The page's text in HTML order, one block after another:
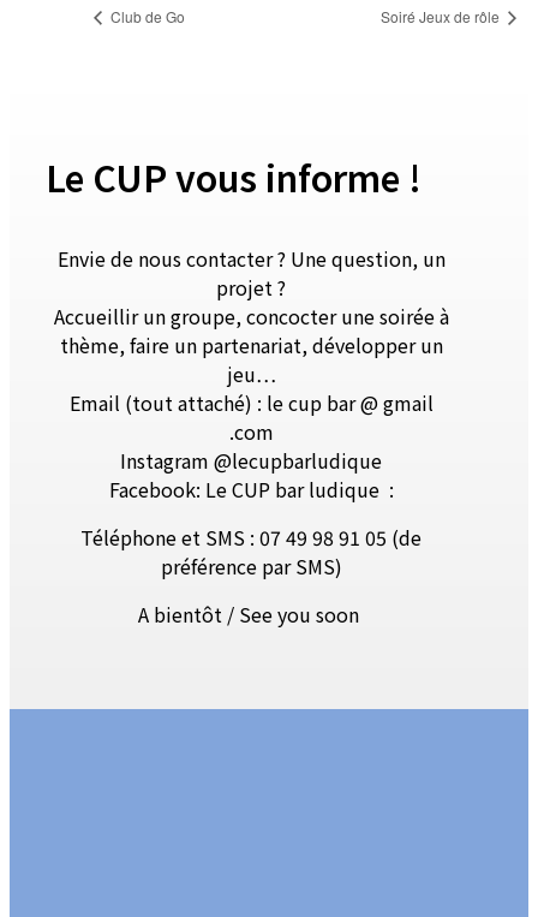
Club de Go Soiré Jeux de rôle
Le CUP vous informe !
Envie de nous contacter ? Une question, un
projet ?
Accueillir un groupe, concocter une soirée à
thème, faire un partenariat, développer un
jeu…
Email (tout attaché) : le cup bar @ gmail
.com
Instagram @lecupbarludique
Facebook: Le CUP bar ludique :
Téléphone et SMS : 07 49 98 91 05 (de
préférence par SMS)
A bientôt / See you soon